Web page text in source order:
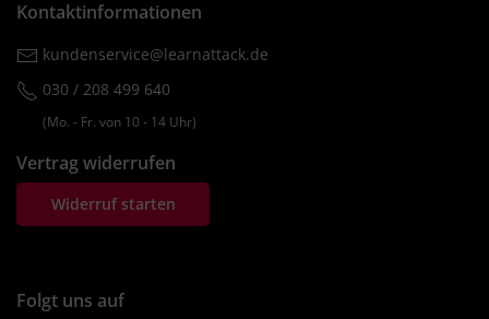
Kontaktinformationen
kundenservice@learnattack.de
030 / 208 499 640
(Mo. ‐ Fr. von 10 ‐ 14 Uhr)
Vertrag widerrufen
Widerruf starten
Folgt uns auf